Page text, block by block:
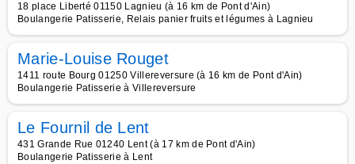
18 place Liberté 01150 Lagnieu (à 16 km de Pont d'Ain)
Boulangerie Patisserie, Relais panier fruits et légumes à Lagnieu
Marie-Louise Rouget
1411 route Bourg 01250 Villereversure (à 16 km de Pont d'Ain)
Boulangerie Patisserie à Villereversure
Le Fournil de Lent
431 Grande Rue 01240 Lent (à 17 km de Pont d'Ain)
Boulangerie Patisserie à Lent